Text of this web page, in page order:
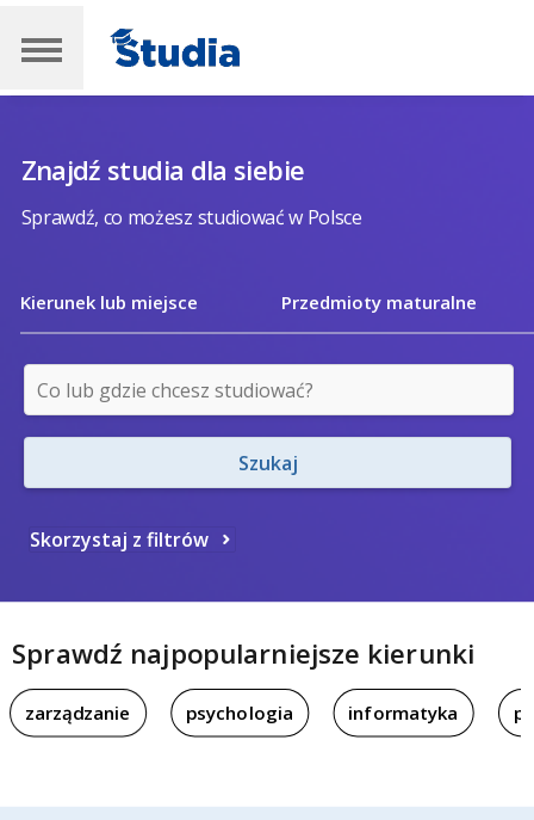
Znajdź studia dla siebie
Sprawdź, co możesz studiować w Polsce
Kierunek lub miejsce Przedmioty maturalne
Szukaj
Skorzystaj z filtrów
Sprawdź najpopularniejsze kierunki
zarządzanie psychologia informatyka